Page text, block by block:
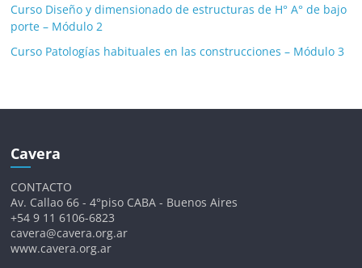
Curso Diseño y dimensionado de estructuras de H° A° de bajo
porte – Módulo 2
Curso Patologías habituales en las construcciones – Módulo 3
Cavera
CONTACTO
Av. Callao 66 - 4°piso CABA - Buenos Aires
+54 9 11 6106-6823
cavera@cavera.org.ar
www.cavera.org.ar